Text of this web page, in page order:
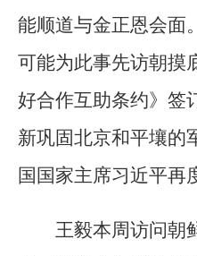
能顺道与金正恩会面
可能为此事先访朝摸
好合作互助条约》签
新巩固北京和平壤的
国国家主席习近平再
王毅本周访问朝